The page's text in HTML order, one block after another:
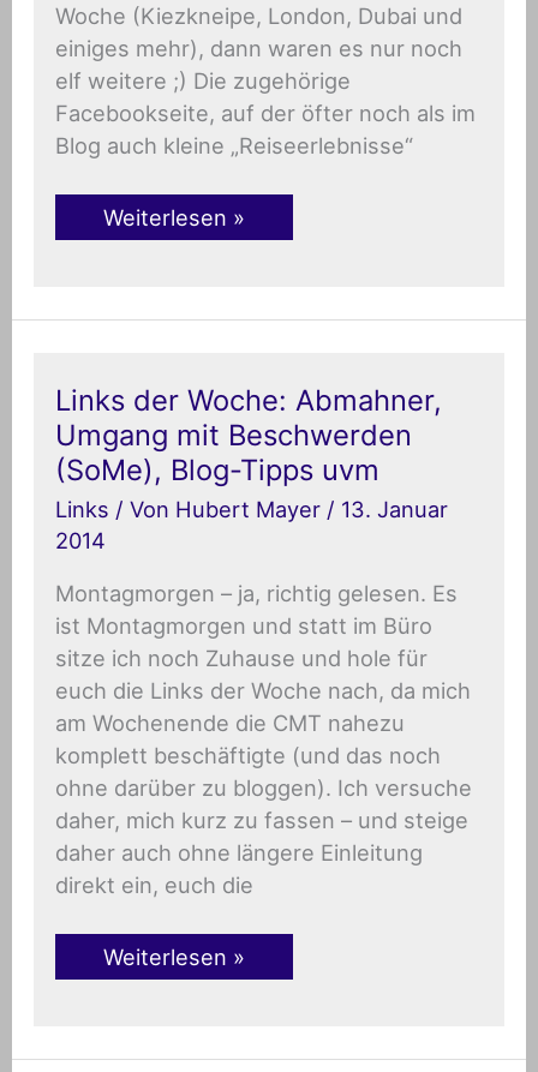
Woche (Kiezkneipe, London, Dubai und
einiges mehr), dann waren es nur noch
elf weitere ;) Die zugehörige
Facebookseite, auf der öfter noch als im
Blog auch kleine „Reiseerlebnisse“
Weiterlesen »
Links der Woche: Abmahner,
Umgang mit Beschwerden
(SoMe), Blog-Tipps uvm
Links / Von Hubert Mayer / 13. Januar
2014
Montagmorgen – ja, richtig gelesen. Es
ist Montagmorgen und statt im Büro
sitze ich noch Zuhause und hole für
euch die Links der Woche nach, da mich
am Wochenende die CMT nahezu
komplett beschäftigte (und das noch
ohne darüber zu bloggen). Ich versuche
daher, mich kurz zu fassen – und steige
daher auch ohne längere Einleitung
direkt ein, euch die
Links
der
Woche:
Abmahner,
Umgang
mit
Beschwerden
(SoMe),
Tipps
uvm
Weiterlesen »